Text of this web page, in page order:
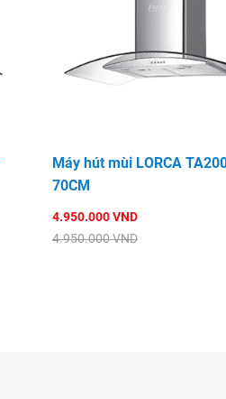
Máy hút mùi LORCA
70CM
4.950.000 VND
4.950.000 VND